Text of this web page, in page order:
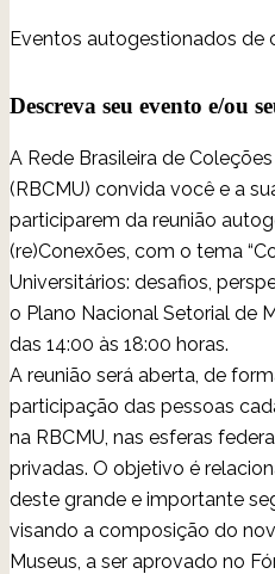
Eventos autogestionados de
Descreva seu evento e/ou
A Rede Brasileira de
(RBCMU) convida você e a
participarem da reunião
(re)Conexões, com o tema
Universitários: desafios,
o Plano Nacional Setorial de
das 14:00 às 18:00 horas.
A reunião será aberta, de
participação das pessoas
na RBCMU, nas esferas
privadas. O objetivo é
deste grande e importante
visando a composição do
Museus, a ser aprovado no